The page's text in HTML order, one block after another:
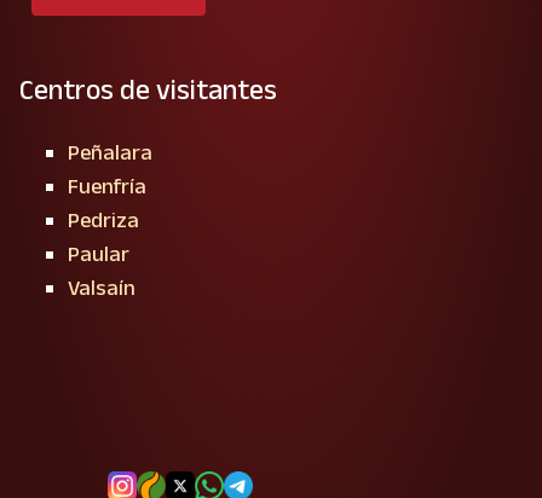
Centros de visitantes
Peñalara
Fuenfría
Pedriza
Paular
Valsaín